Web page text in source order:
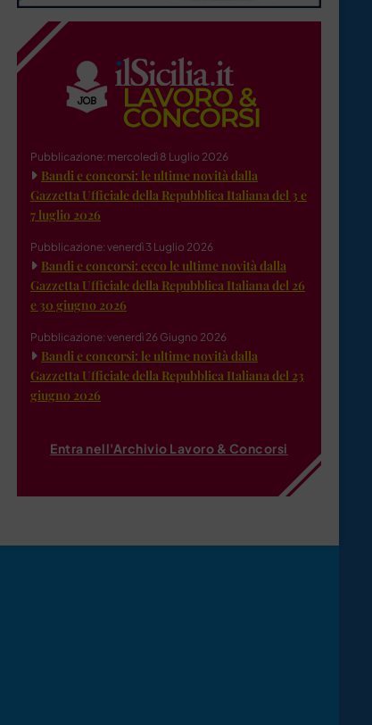
Pubblicazione: mercoledì 8 Luglio 2026
Bandi e concorsi: le ultime novità dalla
Gazzetta Ufficiale della Repubblica Italiana del 3 e
7 luglio 2026
Pubblicazione: venerdì 3 Luglio 2026
Bandi e concorsi: ecco le ultime novità dalla
Gazzetta Ufficiale della Repubblica Italiana del 26
e 30 giugno 2026
Pubblicazione: venerdì 26 Giugno 2026
Bandi e concorsi: le ultime novità dalla
Gazzetta Ufficiale della Repubblica Italiana del 23
giugno 2026
Entra nell'Archivio Lavoro & Concorsi